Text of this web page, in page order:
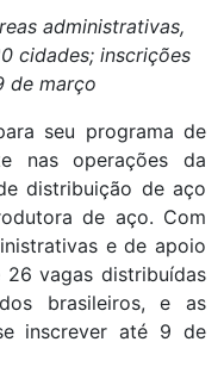
administrativas,
cidades; inscrições
de março
seu programa de
nas operações da
distribuição de aço
de aço. Com
e de apoio
vagas distribuídas
brasileiros, e as
inscrever até 9 de